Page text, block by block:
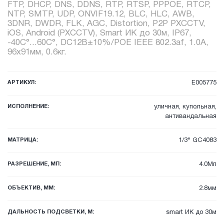
FTP, DHCP, DNS, DDNS, RTP, RTSP, PPPOE, RTCP,
NTP, SMTP, UDP, ONVIF19.12, BLC, HLC, AWB,
3DNR, DWDR, FLK, AGC, Distortion, P2P PXCCTV,
iOS, Android (PXCCTV), Smart ИК до 30м, IP67,
-40C°...60C°, DC12В±10%/POE IEEE 802.3af, 1.0А,
96x91мм, 0.6кг.
АРТИКУЛ: E005775
ИСПОЛНЕНИЕ:
уличная, купольная,
антивандальная
МАТРИЦА: 1/3" GC4083
РАЗРЕШЕНИЕ, МП: 4.0Мп
ОБЪЕКТИВ, ММ: 2.8мм
ДАЛЬНОСТЬ ПОДСВЕТКИ, М: smart ИК до 30м